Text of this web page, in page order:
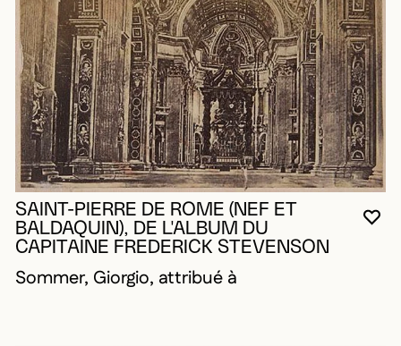
SAINT-PIERRE DE ROME (NEF ET
BALDAQUIN), DE L'ALBUM DU
CAPITAINE FREDERICK STEVENSON
Sommer, Giorgio, attribué à